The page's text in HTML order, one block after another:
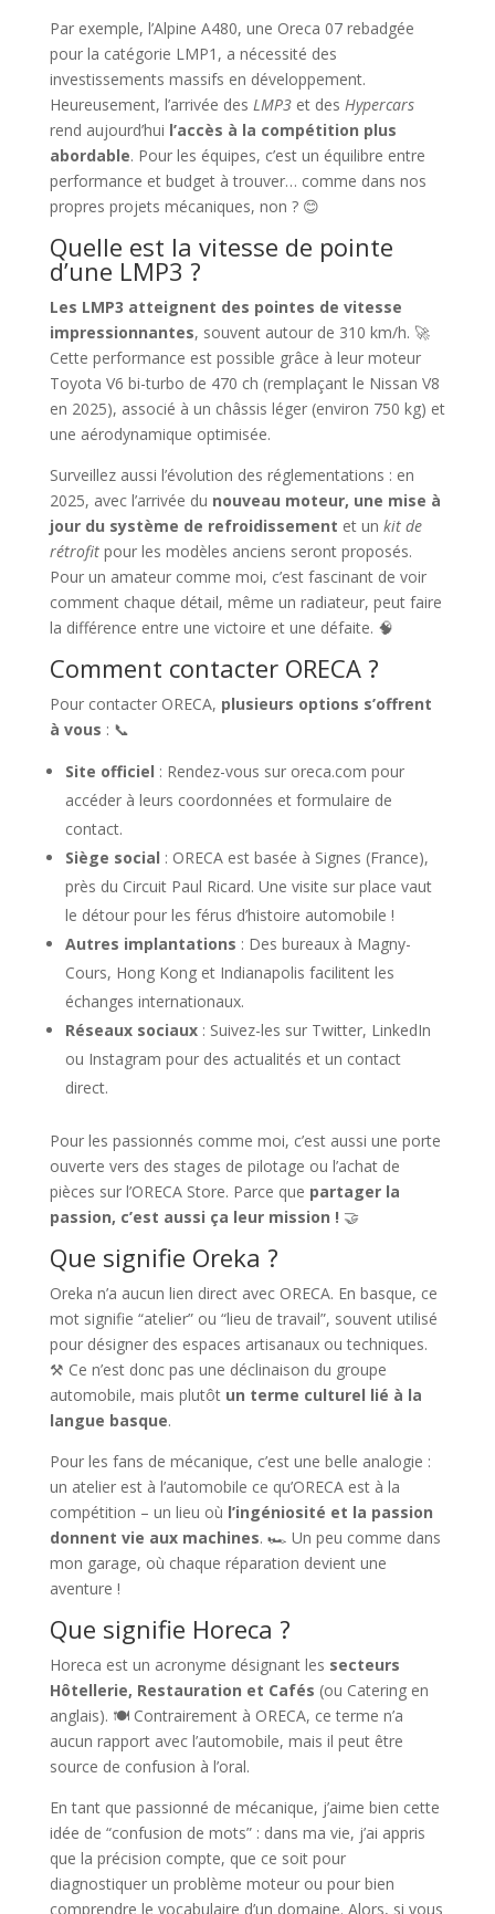
Par exemple, l’Alpine A480, une Oreca 07 rebadgée
pour la catégorie LMP1, a nécessité des
investissements massifs en développement.
Heureusement, l’arrivée des LMP3et des Hypercars
rend aujourd’hui l’accès à la compétition plus
abordable. Pour les équipes, c’est un équilibre entre
performance et budget à trouver… comme dans nos
propres projets mécaniques, non ? 😊
Quelle est la vitesse de pointe
d’une LMP3 ?
Les LMP3 atteignent des pointes de vitesse
impressionnantes, souvent autour de 310 km/h. 🚀
Cette performance est possible grâce à leur moteur
Toyota V6 bi-turbo de 470 ch (remplaçant le Nissan V8
en 2025), associé à un châssis léger (environ 750 kg) et
une aérodynamique optimisée.
Surveillez aussi l’évolution des réglementations : en
2025, avec l’arrivée du nouveau moteur, une mise à
jour du système de refroidissement et un kit de
rétrofitpour les modèles anciens seront proposés.
Pour un amateur comme moi, c’est fascinant de voir
comment chaque détail, même un radiateur, peut faire
la différence entre une victoire et une défaite. 🧠
Comment contacter ORECA ?
Pour contacter ORECA, plusieurs options s’offrent
à vous : 📞
Site officiel : Rendez-vous sur oreca.com pour
accéder à leurs coordonnées et formulaire de
contact.
Siège social : ORECA est basée à Signes (France),
près du Circuit Paul Ricard. Une visite sur place vaut
le détour pour les férus d’histoire automobile !
Autres implantations : Des bureaux à Magny-
Cours, Hong Kong et Indianapolis facilitent les
échanges internationaux.
Réseaux sociaux: Suivez-les sur Twitter, LinkedIn
ou Instagram pour des actualités et un contact
direct.
Pour les passionnés comme moi, c’est aussi une porte
ouverte vers des stages de pilotage ou l’achat de
pièces sur l’ORECA Store. Parce que partager la
passion, c’est aussi ça leur mission ! 🤝
Que signifie Oreka ?
Oreka n’a aucun lien direct avec ORECA. En basque, ce
mot signifie “atelier” ou “lieu de travail”, souvent utilisé
pour désigner des espaces artisanaux ou techniques.
⚒️ Ce n’est donc pas une déclinaison du groupe
automobile, mais plutôt un terme culturel lié à la
langue basque.
Pour les fans de mécanique, c’est une belle analogie :
un atelier est à l’automobile ce qu’ORECA est à la
compétition – un lieu où l’ingéniosité et la passion
donnent vie aux machines. 🏎️ Un peu comme dans
mon garage, où chaque réparation devient une
aventure !
Que signifie Horeca ?
Horeca est un acronyme désignant les secteurs
Hôtellerie, Restauration et Cafés (ou Catering en
anglais). 🍽️ Contrairement à ORECA, ce terme n’a
aucun rapport avec l’automobile, mais il peut être
source de confusion à l’oral.
En tant que passionné de mécanique, j’aime bien cette
idée de “confusion de mots” : dans ma vie, j’ai appris
que la précision compte, que ce soit pour
diagnostiquer un problème moteur ou pour bien
comprendre le vocabulaire d’un domaine. Alors, si vous